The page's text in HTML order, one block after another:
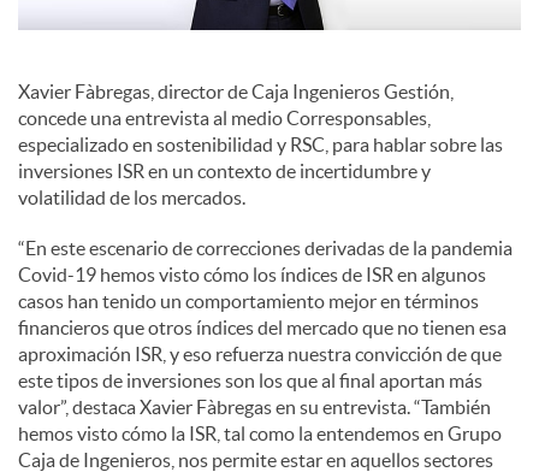
e
c
o
n
t
e
Xavier Fàbregas, director de Caja Ingenieros Gestión,
concede una entrevista al medio Corresponsables,
especializado en sostenibilidad y RSC, para hablar sobre las
inversiones ISR en un contexto de incertidumbre y
volatilidad de los mercados.
“En este escenario de correcciones derivadas de la pandemia
Covid-19 hemos visto cómo los índices de ISR en algunos
casos han tenido un comportamiento mejor en términos
financieros que otros índices del mercado que no tienen esa
aproximación ISR, y eso refuerza nuestra convicción de que
este tipos de inversiones son los que al final aportan más
valor”, destaca Xavier Fàbregas en su entrevista. “También
hemos visto cómo la ISR, tal como la entendemos en Grupo
Caja de Ingenieros, nos permite estar en aquellos sectores